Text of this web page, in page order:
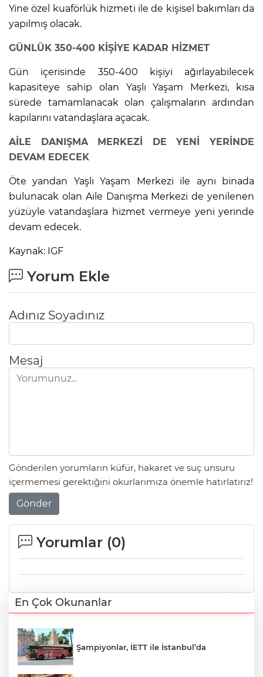
Yine özel kuaförlük hizmeti ile de kişisel bakımları da
yapılmış olacak.
GÜNLÜK 350-400 KİŞİYE KADAR HİZMET
Gün içerisinde 350-400 kişiyi ağırlayabilecek
kapasiteye sahip olan Yaşlı Yaşam Merkezi, kısa
sürede tamamlanacak olan çalışmaların ardından
kapılarını vatandaşlara açacak.
AİLE DANIŞMA MERKEZİ DE YENİ YERİNDE
DEVAM EDECEK
Öte yandan Yaşlı Yaşam Merkezi ile aynı binada
bulunacak olan Aile Danışma Merkezi de yenilenen
yüzüyle vatandaşlara hizmet vermeye yeni yerinde
devam edecek.
Kaynak: IGF
Yorum Ekle
Adınız Soyadınız
Mesaj
Gönderilen yorumların küfür, hakaret ve suç unsuru
içermemesi gerektiğini okurlarımıza önemle hatırlatırız!
Gönder
Yorumlar (0)
En Çok Okunanlar
Şampiyonlar, İETT ile İstanbul’da